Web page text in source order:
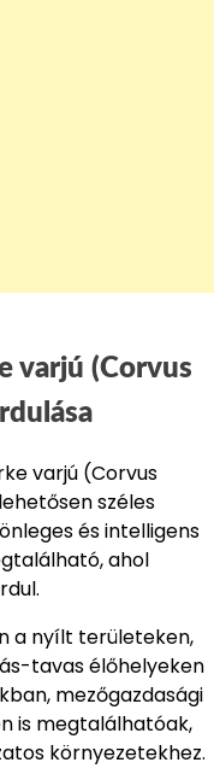
varjú (Corvus
varjú (Corvus
széles
és intelligens
ahol
a nyílt területeken,
tavas élőhelyeken
mezőgazdasági
is megtalálhatóak,
környezetekhez.